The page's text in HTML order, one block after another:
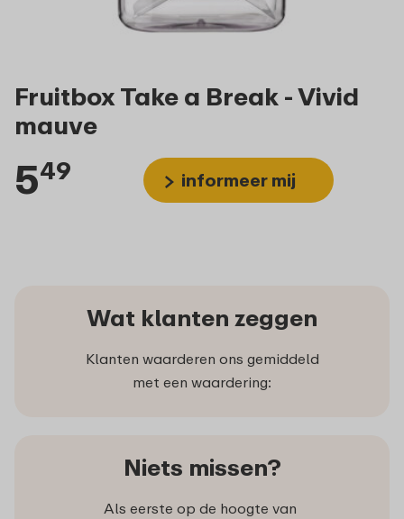
Fruitbox Take a Break - Vivid
mauve
549 informeer mij
Wat klanten zeggen
Klanten waarderen ons gemiddeld
met een waardering:
Niets missen?
Als eerste op de hoogte van